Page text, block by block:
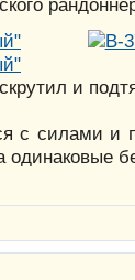
и
с силами и
одинаковые